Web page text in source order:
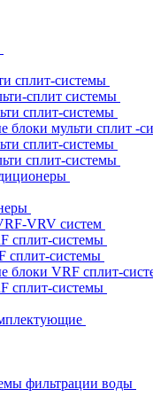
сплит-системы
сплит системы
сплит-системы
блоки мульти сплит -
сплит-системы
сплит-системы
VRV систем
сплит-системы
сплит-системы
блоки VRF сплит-
сплит-системы
фильтрации воды